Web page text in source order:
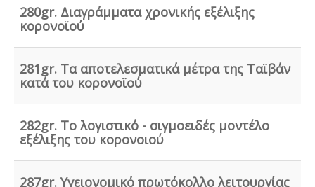
κατά την πιστοποίηση κατάταξης σε κατηγορία
άστρων ή κλειδιών για τον κανονισμό λειτουργίας που
διακανονίζει θέματα πολιτικής παραπόνων, υποδοχής,
περιβάλλοντος και καθαριότητας.
Ερωτηματολόγιο ΕΟΦ για καλλυντικά - .Ο
280gr. Διαγράμματα χρονικής εξέλιξης
κορονοϊού
281gr. Τα αποτελεσματικά μέτρα της Ταϊβάν
κατά του κορονοϊού
282gr. Το λογιστικό - σιγμοειδές μοντέλο
εξέλιξης του κορονοιού
287gr. Υγειονομικό πρωτόκολλο λειτουργίας